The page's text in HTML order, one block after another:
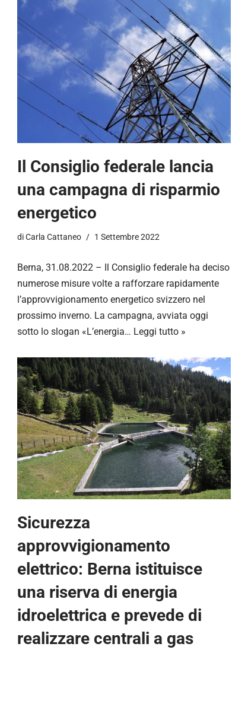
Il Consiglio federale lancia
una campagna di risparmio
energetico
diCarla Cattaneo 1 Settembre 2022
Berna, 31.08.2022 – Il Consiglio federale ha deciso
numerose misure volte a rafforzare rapidamente
l’approvvigionamento energetico svizzero nel
prossimo inverno. La campagna, avviata oggi
sotto lo slogan «L’energia… Leggi tutto »
Sicurezza
approvvigionamento
elettrico: Berna istituisce
una riserva di energia
idroelettrica e prevede di
realizzare centrali a gas